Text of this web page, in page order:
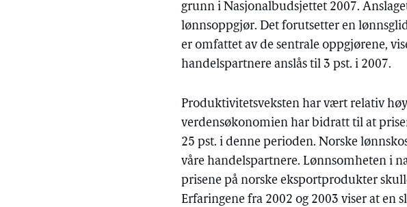
grunn i Nasjonalbudsjettet 2007.
lønnsoppgjør. Det forutsetter en
er omfattet av de sentrale oppgjørene,
handelspartnere anslås til 3 pst. i 2007.
Produktivitetsveksten har vært relativ
verdensøkonomien har bidratt til at
25 pst. i denne perioden. Norske
våre handelspartnere. Lønnsomheten i
prisene på norske eksportprodukter
Erfaringene fra 2002 og 2003 viser at